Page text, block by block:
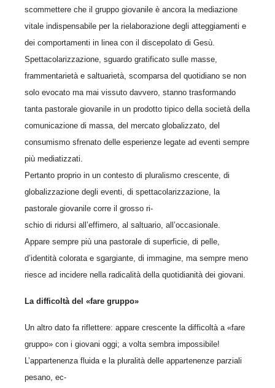
scommettere che il gruppo giovanile è ancora la mediazione
vitale indispensabile per la rielaborazione degli atteggiamenti e
dei comportamenti in linea con il discepolato di Gesù.
Spettacolarizzazione, sguardo gratificato sulle masse,
frammentarietà e saltuarietà, scomparsa del quotidiano se non
solo evocato ma mai vissuto davvero, stanno trasformando
tanta pastorale giovanile in un prodotto tipico della società della
comunicazione di massa, del mercato globalizzato, del
consumismo sfrenato delle esperienze legate ad eventi sempre
più mediatizzati.
Pertanto proprio in un contesto di pluralismo crescente, di
globalizzazione degli eventi, di spettacolarizzazione, la
pastorale giovanile corre il grosso ri-
schio di ridursi all’effimero, al saltuario, all’occasionale.
Appare sempre più una pastorale di superficie, di pelle,
d’identità colorata e sgargiante, di immagine, ma sempre meno
riesce ad incidere nella radicalità della quotidianità dei giovani.
La difficoltà del «fare gruppo»
Un altro dato fa riflettere: appare crescente la difficoltà a «fare
gruppo» con i giovani oggi; a volta sembra impossibile!
L’appartenenza fluida e la pluralità delle appartenenze parziali
pesano, ec-